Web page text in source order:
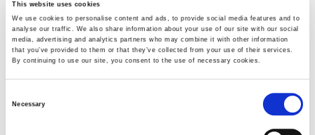
This website uses cookies
We use cookies to personalise content and ads, to provide social media features and to
analyse our traffic. We also share information about your use of our site with our social
media, advertising and analytics partners who may combine it with other information
that you’ve provided to them or that they’ve collected from your use of their services.
By continuing to use our site, you consent to the use of necessary cookies.
Necessary
Poštanski broj
Grad
Zagreb
Država
Hrvatska
Adresa sjedišta subjekta